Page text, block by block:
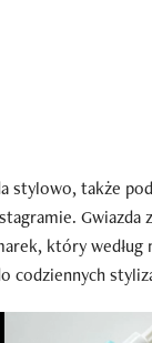
stylowo, także
który
codziennych